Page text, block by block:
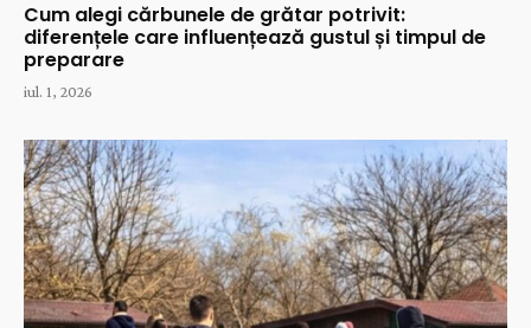
Cum alegi cărbunele de grătar potrivit:
diferențele care influențează gustul și timpul de
preparare
iul. 1, 2026